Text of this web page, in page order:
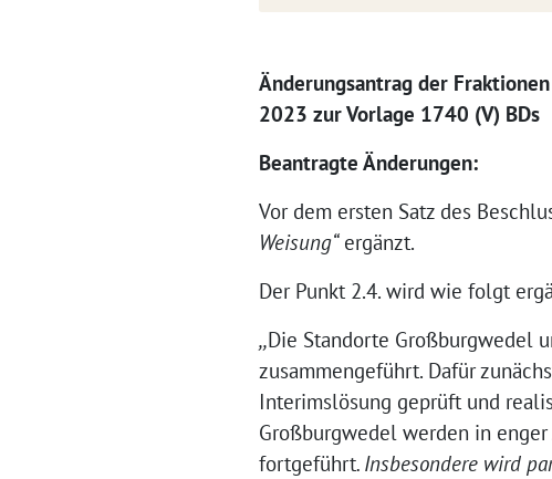
Änderungsantrag der
2023 zur Vorlage 1740 (V) BDs
Beantragte Änderungen:
Vor dem ersten Satz des
Weisung“ergänzt.
Der Punkt 2.4. wird wie folgt
,,Die Standorte Großburgwedel
zusammengeführt. Dafür
Interimslösung geprüft und
Großburgwedel werden in
fortgeführt. Insbesondere wird